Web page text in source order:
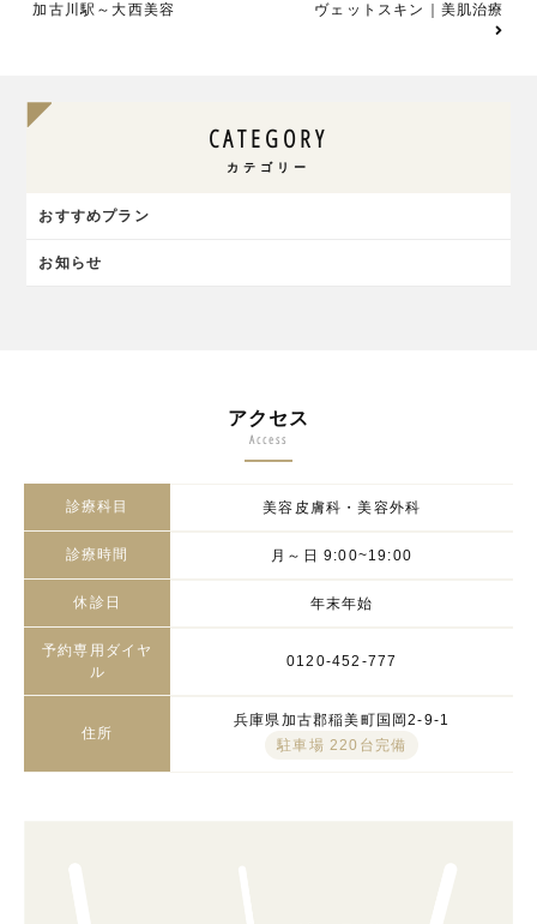
加古川駅～大西美容
ヴェットスキン｜美肌治療
CATEGORY
カテゴリー
おすすめプラン
お知らせ
アクセス
Access
診療科目 美容皮膚科・美容外科
診療時間 月～日 9:00~19:00
休診日 年末年始
予約専用ダイヤ
ル
0120-452-777
住所
兵庫県加古郡稲美町国岡2-9-1
駐車場 220台完備